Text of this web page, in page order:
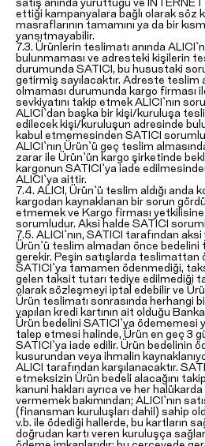
satış anında yürüttüğü ve İNTERNET
ettiği kampanyalara bağlı olarak söz
masraflarının tamamını ya da bir
yansıtmayabilir.
7.3. Ürünlerin teslimatı anında
bulunmaması ve adresteki kişilerin
durumunda SATICI, bu husustaki
getirmiş sayılacaktır. Adreste teslim
olmaması durumunda kargo firması
sevkiyatını takip etmek ALICI`nın
ALICI`dan başka bir kişi/kuruluşa
edilecek kişi/kuruluşun adresinde
kabul etmemesinden SATICI
ALICI`nın Ürün`ü geç teslim
zarar ile Ürün`ün kargo şirketinde
kargonun SATICI`ya iade
ALICI`ya aittir.
7.4. ALICI, Ürün`ü teslim aldığı anda
kargodan kaynaklanan bir sorun
etmemek ve Kargo firması
sorumludur. Aksi halde SATICI
7.5. ALICI`nın, SATICI tarafından
Ürün`ü teslim almadan önce bedelini
gerekir. Peşin satışlarda teslimattan
SATICI`ya tamamen ödenmediği,
gelen taksit tutarı tediye edilmediği
olarak sözleşmeyi iptal edebilir ve
Ürün teslimatı sonrasında herhangi
yapılan kredi kartının ait olduğu
Ürün bedelini SATICI`ya ödememesi
talep etmesi halinde, Ürün en geç 3
SATICI`ya iade edilir. Ürün bedelinin
kusurundan veya ihmalin
ALICI tarafından karşılanacaktır.
etmeksizin Ürün bedeli alacağını
kanuni hakları ayrıca ve her
vermemek bakımından; ALICI`nın
(finansman kuruluşları dahil) sahip
v.b. ile ödediği hallerde, bu kartların
doğrudan kartı veren kuruluşça